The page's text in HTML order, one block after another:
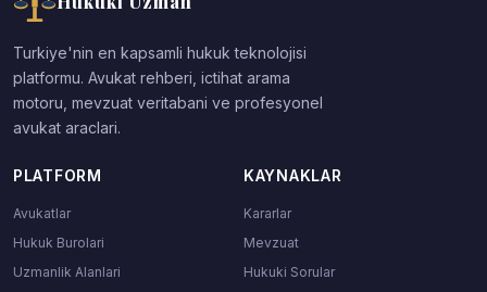
Turkiye'nin en kapsamli hukuk teknolojisi
platformu. Avukat rehberi, ictihat arama
motoru, mevzuat veritabani ve profesyonel
avukat araclari.
PLATFORM
Avukatlar
Hukuk Burolari
Uzmanlik Alanlari
KAYNAKLAR
Kararlar
Mevzuat
Hukuki Sorular